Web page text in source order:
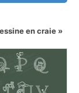
en craie